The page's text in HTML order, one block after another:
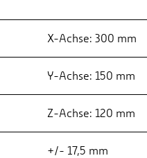
X-Achse: 300 mm
Y-Achse: 150 mm
Z-Achse: 120 mm
+/- 17,5 mm